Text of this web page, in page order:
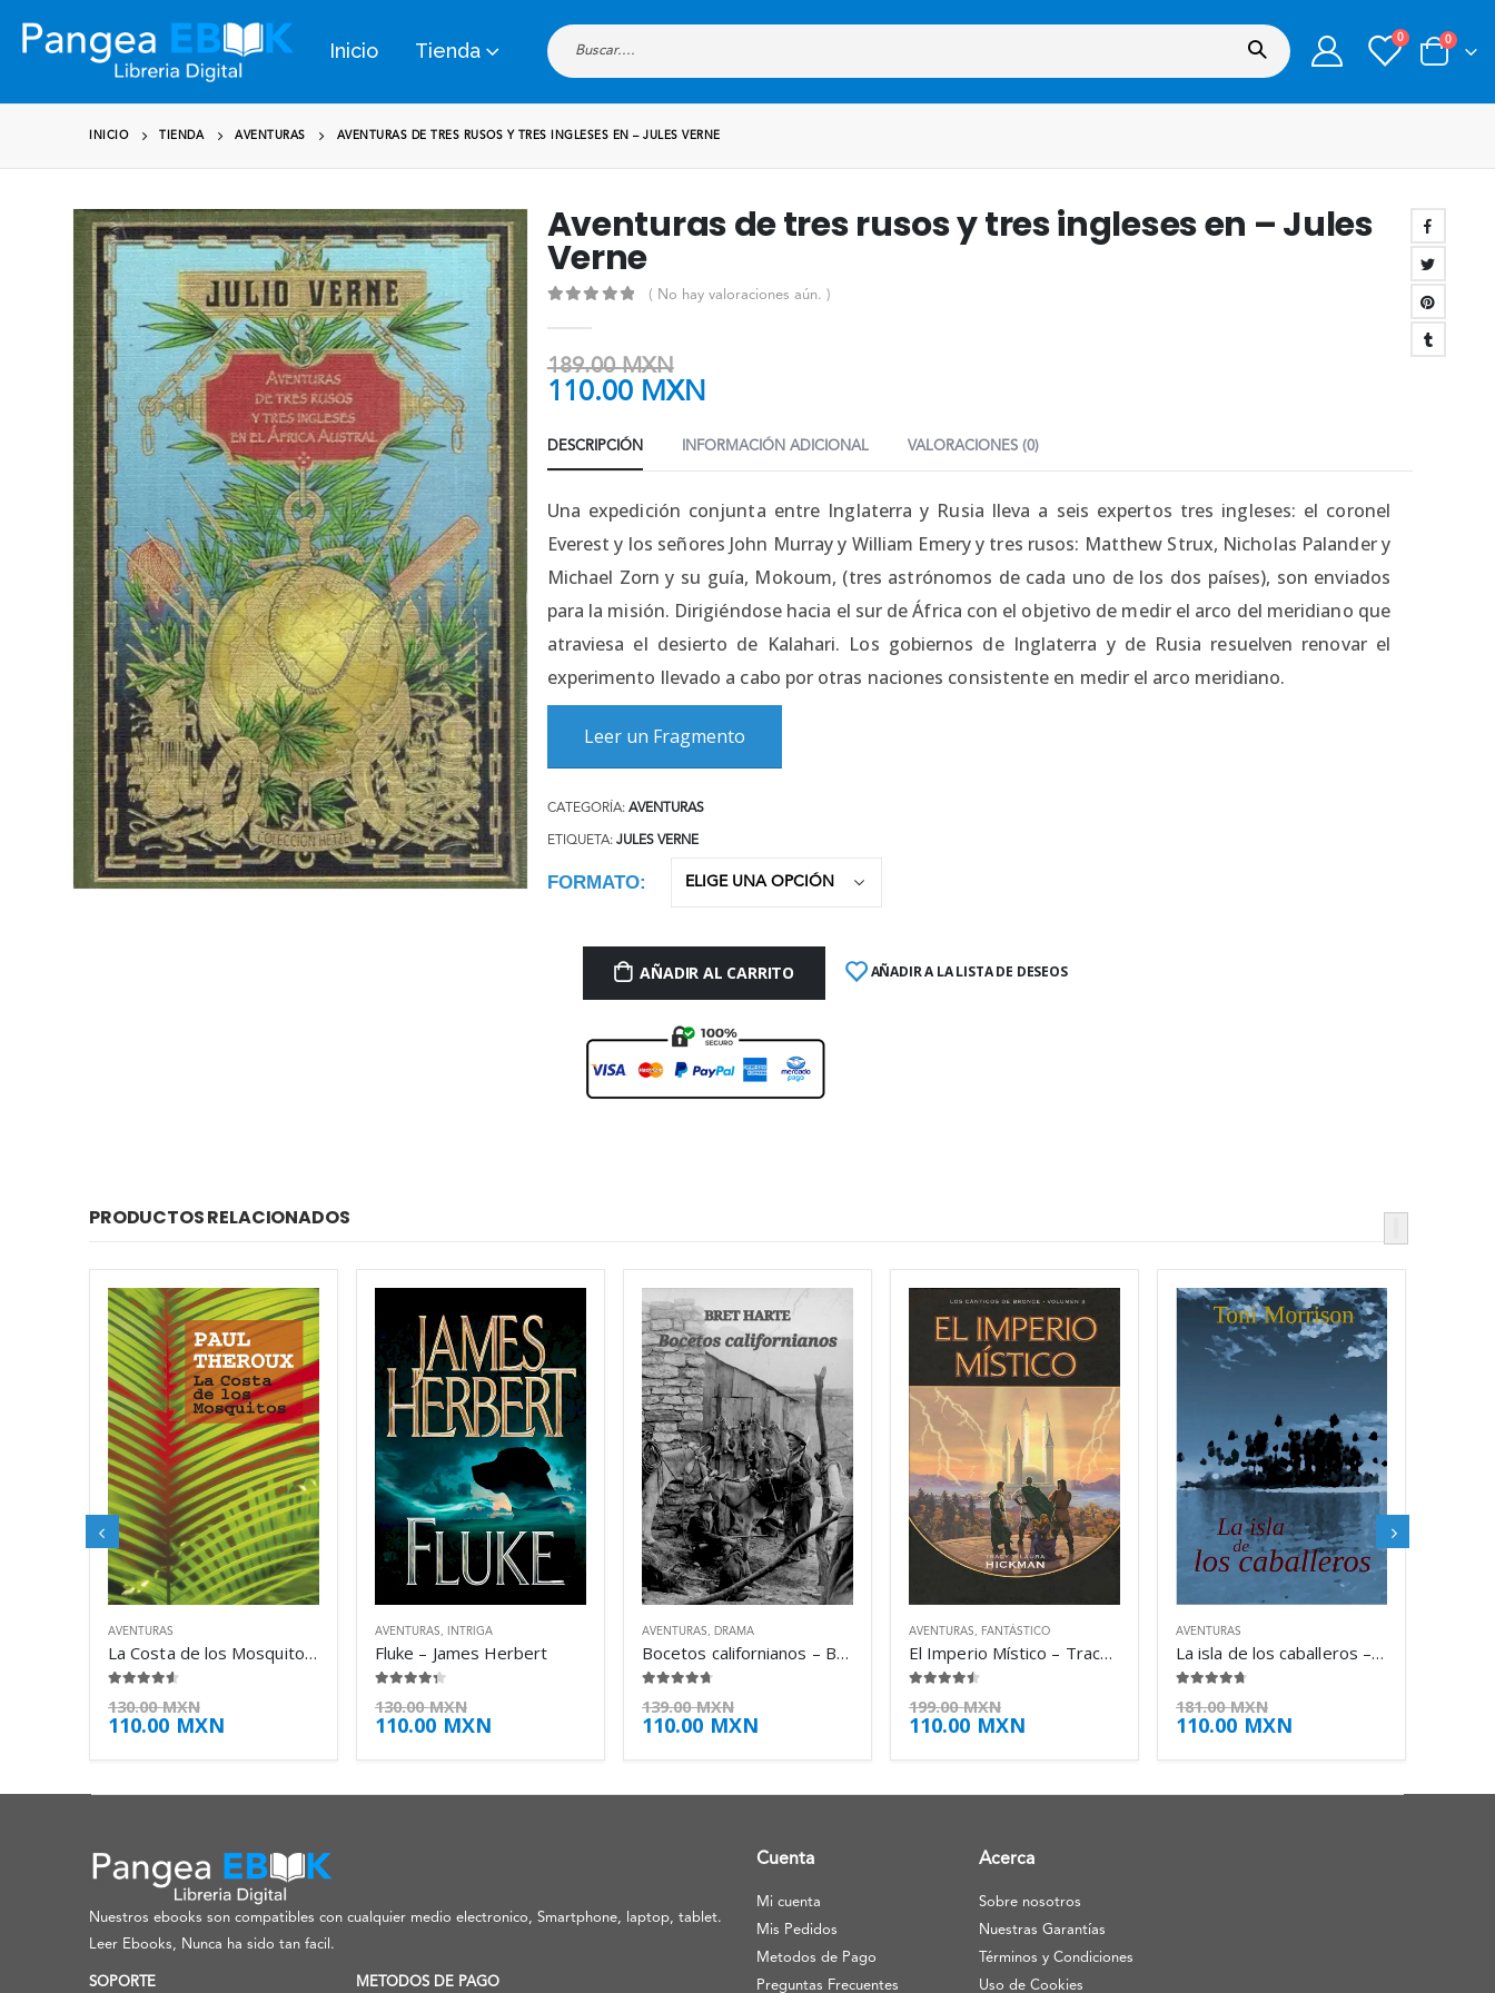
Inicio Tienda
0 0
INICIO TIENDA AVENTURAS AVENTURAS DE TRES RUSOS Y TRES INGLESES EN – JULES VERNE
Aventuras de tres rusos y tres ingleses en – Jules
Verne
( No hay valoraciones aún. )
189.00MXN
110.00 MXN
DESCRIPCIÓN INFORMACIÓN ADICIONAL VALORACIONES (0)
Una expedición conjunta entre Inglaterra y Rusia lleva a seis expertos tres ingleses: el coronel
Everest y los señores John Murray y William Emery y tres rusos: Matthew Strux, Nicholas Palander y
Michael Zorn y su guía, Mokoum, (tres astrónomos de cada uno de los dos países), son enviados
para la misión. Dirigiéndose hacia el sur de África con el objetivo de medir el arco del meridiano que
atraviesa el desierto de Kalahari. Los gobiernos de Inglaterra y de Rusia resuelven renovar el
experimento llevado a cabo por otras naciones consistente en medir el arco meridiano.
Leer un Fragmento
CATEGORÍA: AVENTURAS
ETIQUETA: JULES VERNE
FORMATO
AÑADIR AL CARRITO AÑADIR A LA LISTA DE DESEOS
PRODUCTOS RELACIONADOS
AVENTURAS
La Costa de los Mosquitos – Paul Theroux
130.00MXN
110.00 MXN
AVENTURAS INTRIGA
Fluke – James Herbert
130.00MXN
110.00 MXN
AVENTURAS DRAMA
Bocetos californianos – Bret Harte
139.00MXN
110.00 MXN
AVENTURAS FANTÁSTICO
El Imperio Místico – Tracy Hickman
199.00MXN
110.00 MXN
AVENTURAS
La isla de los caballeros – Toni Morrison
181.00MXN
110.00 MXN
Nuestros ebooks son compatibles con cualquier medio electronico, Smartphone, laptop, tablet.
Leer Ebooks, Nunca ha sido tan facil.
SOPORTE METODOS DE PAGO
Cuenta
Mi cuenta
Mis Pedidos
Metodos de Pago
Preguntas Frecuentes
Acerca
Sobre nosotros
Nuestras Garantías
Términos y Condiciones
Uso de Cookies